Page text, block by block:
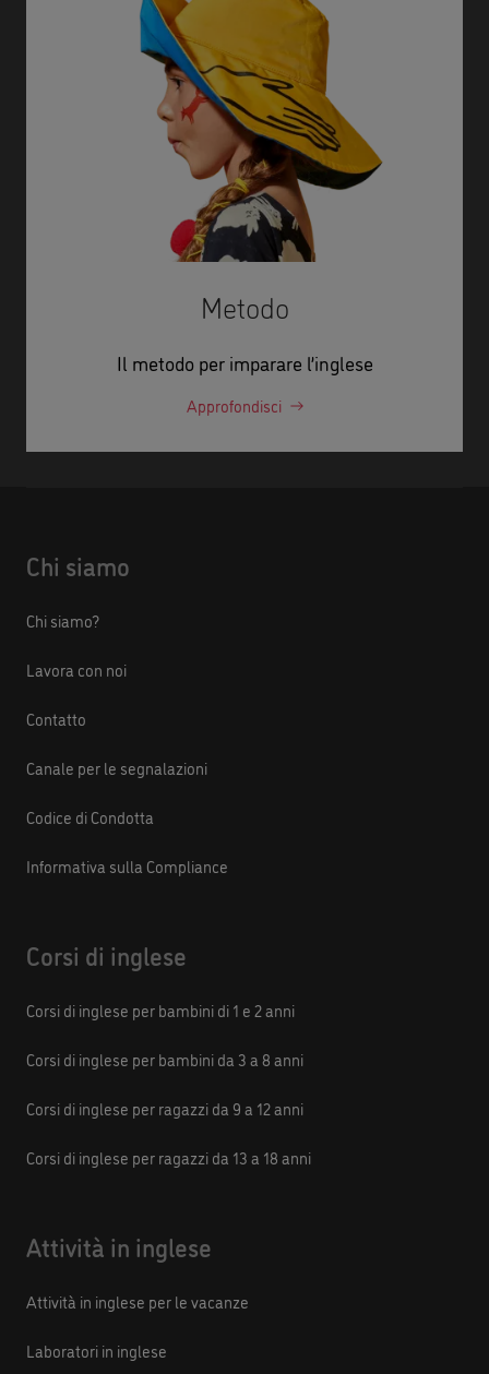
Metodo
Il metodo per imparare l’inglese
Approfondisci
Chi siamo
Chi siamo?
Lavora con noi
Contatto
Canale per le segnalazioni
Codice di Condotta
Informativa sulla Compliance
Corsi di inglese
Corsi di inglese per bambini di 1 e 2 anni
Corsi di inglese per bambini da 3 a 8 anni
Corsi di inglese per ragazzi da 9 a 12 anni
Corsi di inglese per ragazzi da 13 a 18 anni
Attività in inglese
Attività in inglese per le vacanze
Laboratori in inglese